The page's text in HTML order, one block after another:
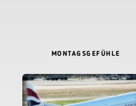
MONTAGSGEFÜHLE